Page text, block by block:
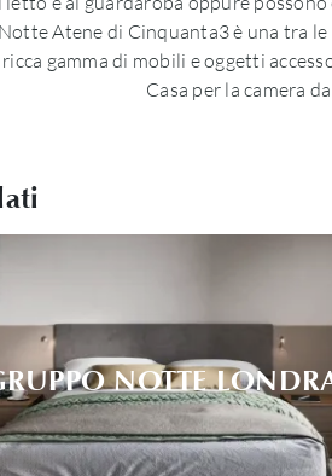
Atene di Cinquanta3 è una tra
gamma di mobili e oggetti
Casa per la camera
NOTTE